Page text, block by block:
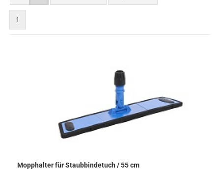
nach
1
Mopphalter für Staubbindetuch / 55 cm